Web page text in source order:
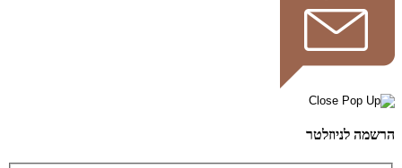
הרשמה לניוזלטר